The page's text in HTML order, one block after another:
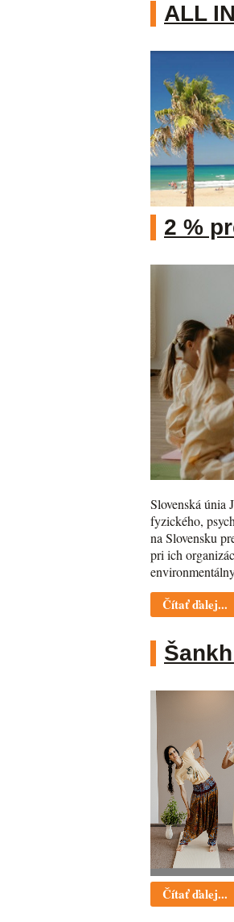
ALL
2 %
Slovenská únia
fyzického,
na Slovensku
pri ich
Čítať ďalej...
Čítať ďalej...